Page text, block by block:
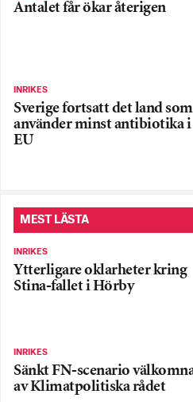
Antalet får ökar återigen
INRIKES
Sverige fortsatt det land som
använder minst antibiotika i
EU
MEST LÄSTA
INRIKES
Ytterligare oklarheter kring
Stina-fallet i Hörby
INRIKES
Sänkt FN-scenario
av Klimatpolitiska rådet